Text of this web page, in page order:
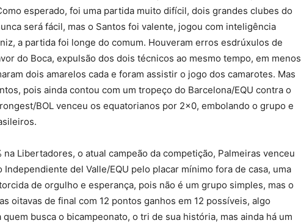
esperado, foi uma partida muito difícil, dois grandes clubes do
será fácil, mas o Santos foi valente, jogou com inteligência
a partida foi longe do comum. Houveram erros esdrúxulos de
do Boca, expulsão dos dois técnicos ao mesmo tempo, em menos
dois amarelos cada e foram assistir o jogo dos camarotes. Mas
pois ainda contou com um tropeço do Barcelona/EQU contra o
BOL venceu os equatorianos por 2×0, embolando o grupo e
Libertadores, o atual campeão da competição, Palmeiras venceu
del Valle/EQU pelo placar mínimo fora de casa, uma
de orgulho e esperança, pois não é um grupo simples, mas o
oitavas de final com 12 pontos ganhos em 12 possíveis, algo
busca o bicampeonato, o tri de sua história, mas ainda há um